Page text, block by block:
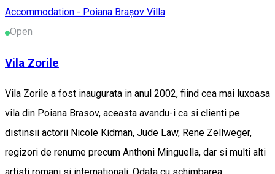
Accommodation - Poiana Brașov Villa
Open
Vila Zorile
Vila Zorile a fost inaugurata in anul 2002, fiind cea mai luxoasa
vila din Poiana Brasov, aceasta avandu-i ca si clienti pe
distinsii actorii Nicole Kidman, Jude Law, Rene Zellweger,
regizori de renume precum Anthoni Minguella, dar si multi alti